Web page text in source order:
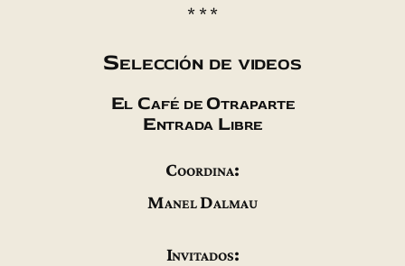
* * *
Selección de videos
El Café de Otraparte
Entrada Libre
Coordina:
Manel Dalmau
Invitados: